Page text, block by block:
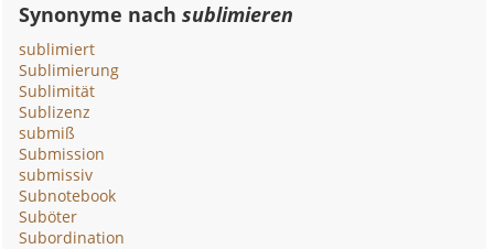
Synonyme nachsublimieren
sublimiert
Sublimierung
Sublimität
Sublizenz
submiß
Submission
submissiv
Subnotebook
Suböter
Subordination